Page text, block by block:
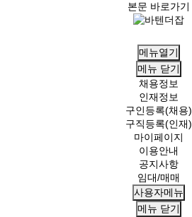
본문 바로가기
메뉴열기
메뉴 닫기
채용정보
인재정보
구인등록(채용)
구직등록(인재)
마이페이지
이용안내
공지사항
임대/매매
사용자메뉴
메뉴 닫기